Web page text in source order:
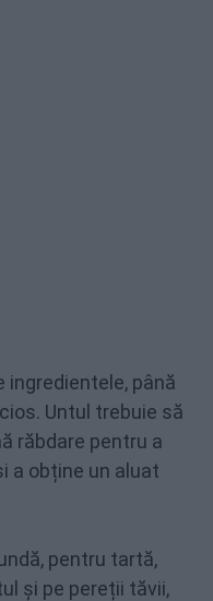
până
Untul trebuie să
răbdare pentru a
a obține un aluat
pentru tartă,
și pe pereții tăvii,